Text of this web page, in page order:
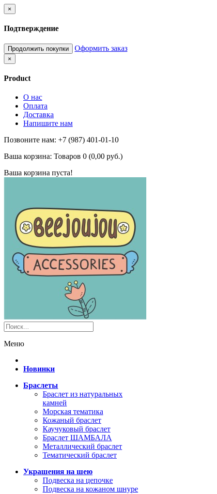
×
Подтверждение
Продолжить покупки Оформить заказ
×
Product
О нас
Оплата
Доставка
Напишите нам
Позвоните нам: +7 (987) 401-01-10
Ваша корзина: Товаров 0 (0,00 руб.)
Ваша корзина пуста!
Меню
Новинки
Браслеты
Браслет из натуральных
камней
Морская тематика
Кожаный браслет
Каучуковый браслет
Браслет ШАМБАЛА
Металлический браслет
Тематический браслет
Украшения на шею
Подвеска на цепочке
Подвеска на кожаном шнуре